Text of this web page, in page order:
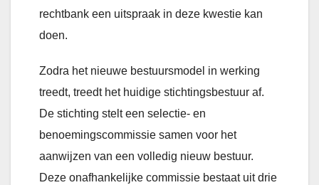
rechtbank een uitspraak in deze kwestie kan
doen.
Zodra het nieuwe bestuursmodel in werking
treedt, treedt het huidige stichtingsbestuur af.
De stichting stelt een selectie- en
benoemingscommissie samen voor het
aanwijzen van een volledig nieuw bestuur.
Deze onafhankelijke commissie bestaat uit drie